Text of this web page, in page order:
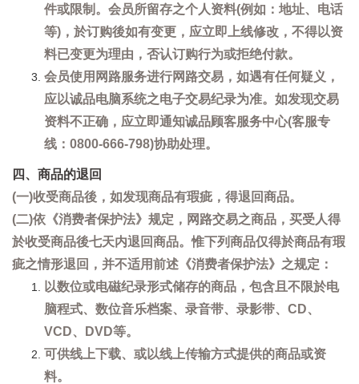
件或限制。会员所留存之个人资料(例如：地址、电话
等)，於订购後如有变更，应立即上线修改，不得以资
料已变更为理由，否认订购行为或拒绝付款。
会员使用网路服务进行网路交易，如遇有任何疑义，
应以诚品电脑系统之电子交易纪录为准。如发现交易
资料不正确，应立即通知诚品顾客服务中心(客服专
线：0800-666-798)协助处理。
四、商品的退回
(一)收受商品後，如发现商品有瑕疵，得退回商品。
(二)依《消费者保护法》规定，网路交易之商品，买受人得
於收受商品後七天内退回商品。惟下列商品仅得於商品有瑕
疵之情形退回，并不适用前述《消费者保护法》之规定：
以数位或电磁纪录形式储存的商品，包含且不限於电
脑程式、数位音乐档案、录音带、录影带、CD、
VCD、DVD等。
可供线上下载、或以线上传输方式提供的商品或资
料。